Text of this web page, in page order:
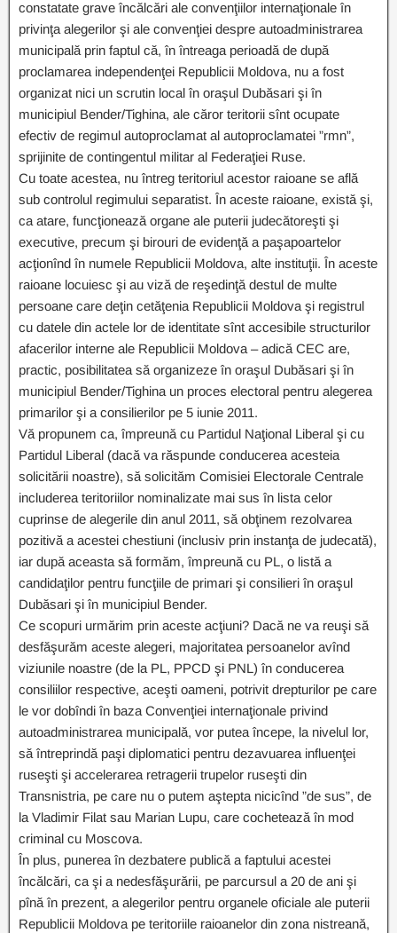
constatate grave încălcări ale convenţiilor internaţionale în
privinţa alegerilor şi ale convenţiei despre autoadministrarea
municipală prin faptul că, în întreaga perioadă de după
proclamarea independenţei Republicii Moldova, nu a fost
organizat nici un scrutin local în oraşul Dubăsari şi în
municipiul Bender/Tighina, ale căror teritorii sînt ocupate
efectiv de regimul autoproclamat al autoproclamatei ”rmn”,
sprijinite de contingentul militar al Federaţiei Ruse.
Cu toate acestea, nu întreg teritoriul acestor raioane se află
sub controlul regimului separatist. În aceste raioane, există şi,
ca atare, funcţionează organe ale puterii judecătoreşti şi
executive, precum şi birouri de evidenţă a paşapoartelor
acţionînd în numele Republicii Moldova, alte instituţii. În aceste
raioane locuiesc şi au viză de reşedinţă destul de multe
persoane care deţin cetăţenia Republicii Moldova şi registrul
cu datele din actele lor de identitate sînt accesibile structurilor
afacerilor interne ale Republicii Moldova – adică CEC are,
practic, posibilitatea să organizeze în oraşul Dubăsari şi în
municipiul Bender/Tighina un proces electoral pentru alegerea
primarilor şi a consilierilor pe 5 iunie 2011.
Vă propunem ca, împreună cu Partidul Naţional Liberal şi cu
Partidul Liberal (dacă va răspunde conducerea acesteia
solicitării noastre), să solicităm Comisiei Electorale Centrale
includerea teritoriilor nominalizate mai sus în lista celor
cuprinse de alegerile din anul 2011, să obţinem rezolvarea
pozitivă a acestei chestiuni (inclusiv prin instanţa de judecată),
iar după aceasta să formăm, împreună cu PL, o listă a
candidaţilor pentru funcţiile de primari şi consilieri în oraşul
Dubăsari şi în municipiul Bender.
Ce scopuri urmărim prin aceste acţiuni? Dacă ne va reuşi să
desfăşurăm aceste alegeri, majoritatea persoanelor avînd
viziunile noastre (de la PL, PPCD şi PNL) în conducerea
consiliilor respective, aceşti oameni, potrivit drepturilor pe care
le vor dobîndi în baza Convenţiei internaţionale privind
autoadministrarea municipală, vor putea începe, la nivelul lor,
să întreprindă paşi diplomatici pentru dezavuarea influenţei
ruseşti şi accelerarea retragerii trupelor ruseşti din
Transnistria, pe care nu o putem aştepta nicicînd ”de sus”, de
la Vladimir Filat sau Marian Lupu, care cochetează în mod
criminal cu Moscova.
În plus, punerea în dezbatere publică a faptului acestei
încălcări, ca şi a nedesfăşurării, pe parcursul a 20 de ani şi
pînă în prezent, a alegerilor pentru organele oficiale ale puterii
Republicii Moldova pe teritoriile raioanelor din zona nistreană,